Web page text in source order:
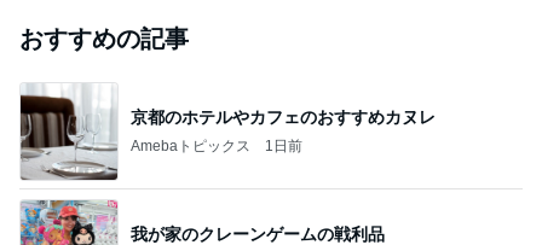
おすすめの記事
京都のホテルやカフェのおすすめカヌレ
Amebaトピックス 1日前
我が家のクレーンゲームの戦利品